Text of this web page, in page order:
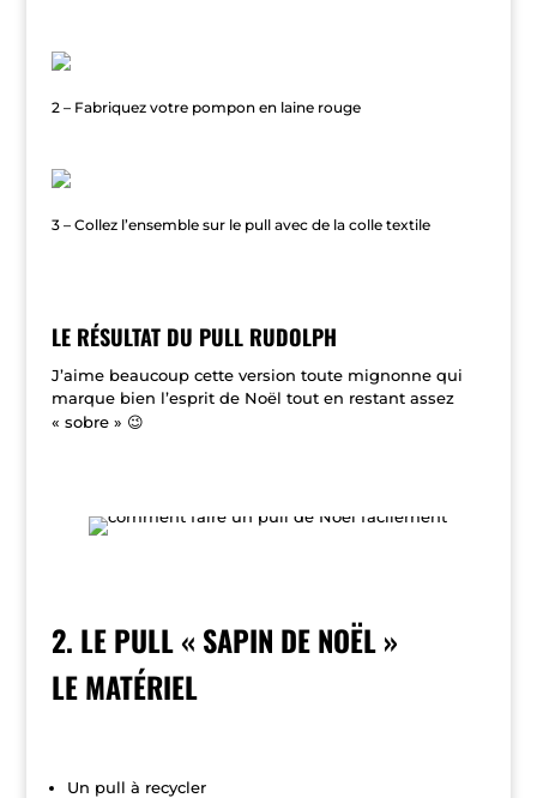
2 – Fabriquez votre pompon en laine rouge
3 – Collez l’ensemble sur le pull avec de la colle textile
LE RÉSULTAT DU PULL RUDOLPH
J’aime beaucoup cette version toute mignonne qui
marque bien l’esprit de Noël tout en restant assez
« sobre » 😉
2. LE PULL « SAPIN DE NOËL »
LE MATÉRIEL
Un pull à recycler